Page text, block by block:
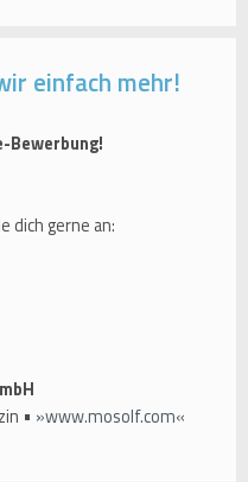
einfach mehr!
Bewerbung!
dich gerne an:
• www.mosolf.com